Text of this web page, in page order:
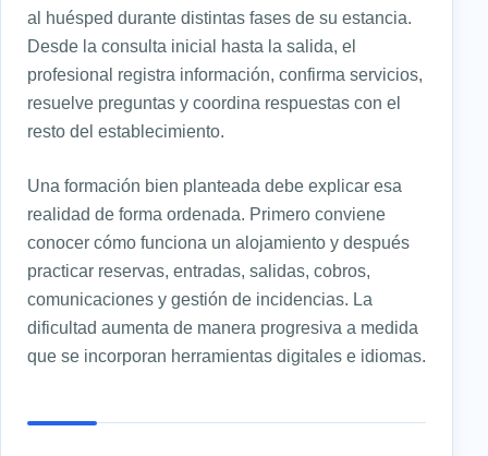
al huésped durante distintas fases de su estancia.
Desde la consulta inicial hasta la salida, el
profesional registra información, confirma servicios,
resuelve preguntas y coordina respuestas con el
resto del establecimiento.
Una formación bien planteada debe explicar esa
realidad de forma ordenada. Primero conviene
conocer cómo funciona un alojamiento y después
practicar reservas, entradas, salidas, cobros,
comunicaciones y gestión de incidencias. La
dificultad aumenta de manera progresiva a medida
que se incorporan herramientas digitales e idiomas.